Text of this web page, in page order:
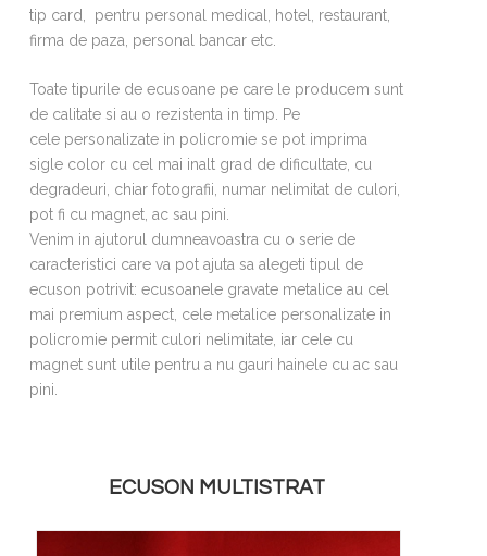
tip card, pentru personal medical, hotel, restaurant,
firma de paza, personal bancar etc.
Toate tipurile de ecusoane pe care le producem sunt
de calitate si au o rezistenta in timp. Pe
cele personalizate in policromie se pot imprima
sigle color cu cel mai inalt grad de dificultate, cu
degradeuri, chiar fotografii, numar nelimitat de culori,
pot fi cu magnet, ac sau pini.
Venim in ajutorul dumneavoastra cu o serie de
caracteristici care va pot ajuta sa alegeti tipul de
ecuson potrivit: ecusoanele gravate metalice au cel
mai premium aspect, cele metalice personalizate in
policromie permit culori nelimitate, iar cele cu
magnet sunt utile pentru a nu gauri hainele cu ac sau
pini.
ECUSON MULTISTRAT